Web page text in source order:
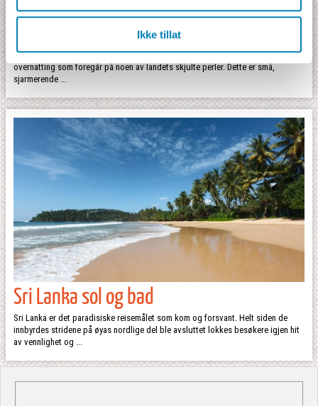
Ikke tillat
Sri Lanka Boutique
Sri Lanka Boutique kaller vi denne reisen med fokus på selve overnattingen, en
overnatting som foregår på noen av landets skjulte perler. Dette er små,
sjarmerende ...
Sri Lanka sol og bad
Sri Lanka er det paradisiske reisemålet som kom og forsvant. Helt siden de
innbyrdes stridene på øyas nordlige del ble avsluttet lokkes besøkere igjen hit
av vennlighet og ...